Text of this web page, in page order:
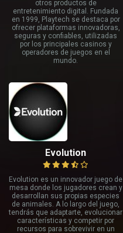
otros productos de
entretenimiento digital. Fundada
en 1999, Playtech se destaca por
ofrecer plataformas innovadoras,
seguras y confiables, utilizadas
por los principales casinos y
operadores de juegos en el
mundo.
Evolution
Evolution es un innovador juego de
mesa donde los jugadores crean y
desarrollan sus propias especies
de animales. A lo largo del juego,
tendrás que adaptarte, evolucionar
características y competir por
recursos para sobrevivir en un